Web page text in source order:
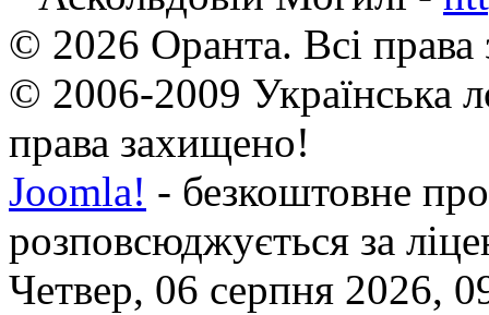
© 2026 Оранта. Всі
© 2006-2009 Українська
права захищено!
Joomla! - безкоштовне
розповсюджується за
Четвер, 06 серпня 2026,